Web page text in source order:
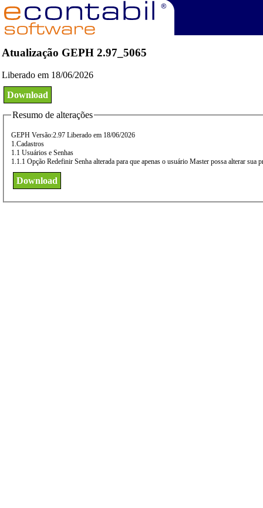
Atualização GEPH 2.97_5065
Liberado em 18/06/2026
Download
Resumo de alterações
GEPH Versão:2.97 Liberado em 18/06/2026
1.Cadastros
1.1 Usuários e Senhas
1.1.1 Opção Redefinir Senha alterada para que apenas o usuário Master possa alterar
Download